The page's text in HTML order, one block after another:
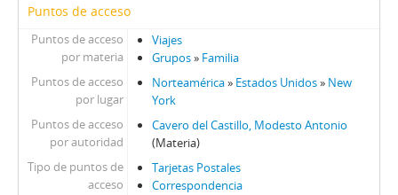
Puntos de acceso
Puntos de acceso
por materia
Viajes
Grupos» Familia
Puntos de acceso
por lugar
Norteamérica» Estados Unidos» New
York
Puntos de acceso
por autoridad
Cavero del Castillo, Modesto Antonio
(Materia)
Tipo de puntos de
acceso
Tarjetas Postales
Correspondencia